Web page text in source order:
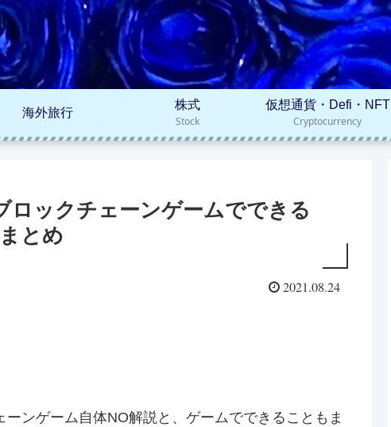
海外旅行
株式
Stock
仮想通貨・Defi・NFT
Cryptocurrency
ロックチェーンゲームでできる
とめ
2021.08.24
ンゲーム自体NO解説と、ゲームでできることもま